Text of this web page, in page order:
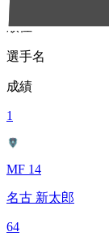
順位
選手名
成績
1
MF 14
名古 新太郎
64